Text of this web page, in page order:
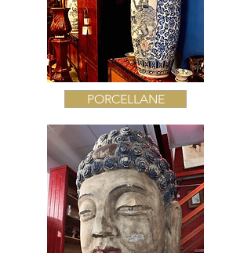
PORCELLANE